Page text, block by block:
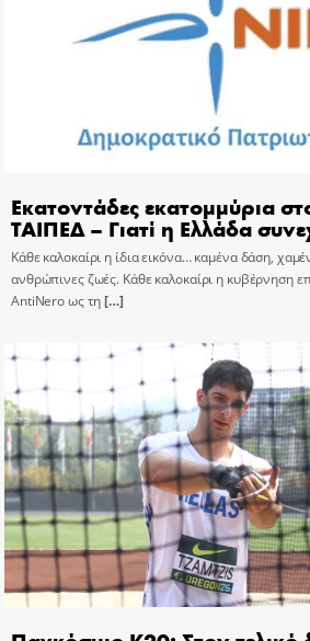
Εκατοντάδες εκατομμύρια
ΤΑΙΠΕΔ – Γιατί η Ελλάδα
Κάθε καλοκαίρι η ίδια εικόνα… καμένα δάση,
ανθρώπινες ζωές. Κάθε καλοκαίρι η κυβέρνηση
AntiNero ως τη[…]